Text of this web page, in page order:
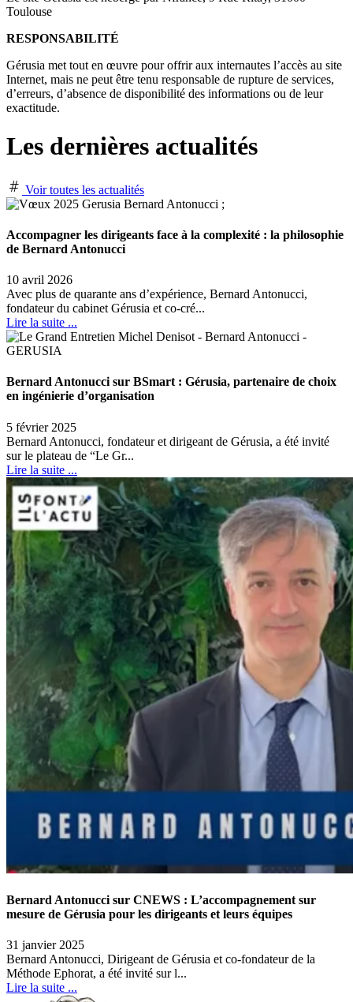
Toulouse
RESPONSABILITÉ
Gérusia met tout en œuvre pour offrir aux internautes l’accès au site
Internet, mais ne peut être tenu responsable de rupture de services,
d’erreurs, d’absence de disponibilité des informations ou de leur
exactitude.
Les dernières actualités
Voir toutes les actualités
Accompagner les dirigeants face à la complexité : la philosophie
de Bernard Antonucci
10 avril 2026
Avec plus de quarante ans d’expérience, Bernard Antonucci,
fondateur du cabinet Gérusia et co-cré...
Lire la suite ...
Bernard Antonucci sur BSmart : Gérusia, partenaire de choix
en ingénierie d’organisation
5 février 2025
Bernard Antonucci, fondateur et dirigeant de Gérusia, a été invité
sur le plateau de “Le Gr...
Lire la suite ...
Bernard Antonucci sur CNEWS : L’accompagnement sur
mesure de Gérusia pour les dirigeants et leurs équipes
31 janvier 2025
Bernard Antonucci, Dirigeant de Gérusia et co-fondateur de la
Méthode Ephorat, a été invité sur l...
Lire la suite ...